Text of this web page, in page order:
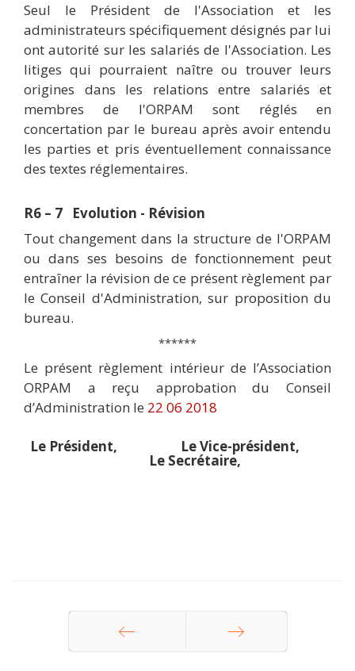
Seul le Président de l'Association et les
administrateurs spécifiquement désignés par lui
ont autorité sur les salariés de l'Association. Les
litiges qui pourraient naître ou trouver leurs
origines dans les relations entre salariés et
membres de l'ORPAM sont réglés en
concertation par le bureau après avoir entendu
les parties et pris éventuellement connaissance
des textes réglementaires.
R6 – 7 Evolution - Révision
Tout changement dans la structure de l'ORPAM
ou dans ses besoins de fonctionnement peut
entraîner la révision de ce présent règlement par
le Conseil d'Administration, sur proposition du
bureau.
******
Le présent règlement intérieur de l’Association
ORPAM a reçu approbation du Conseil
d’Administration le 22 06 2018
Le Président, Le Vice-président,
Le Secrétaire,